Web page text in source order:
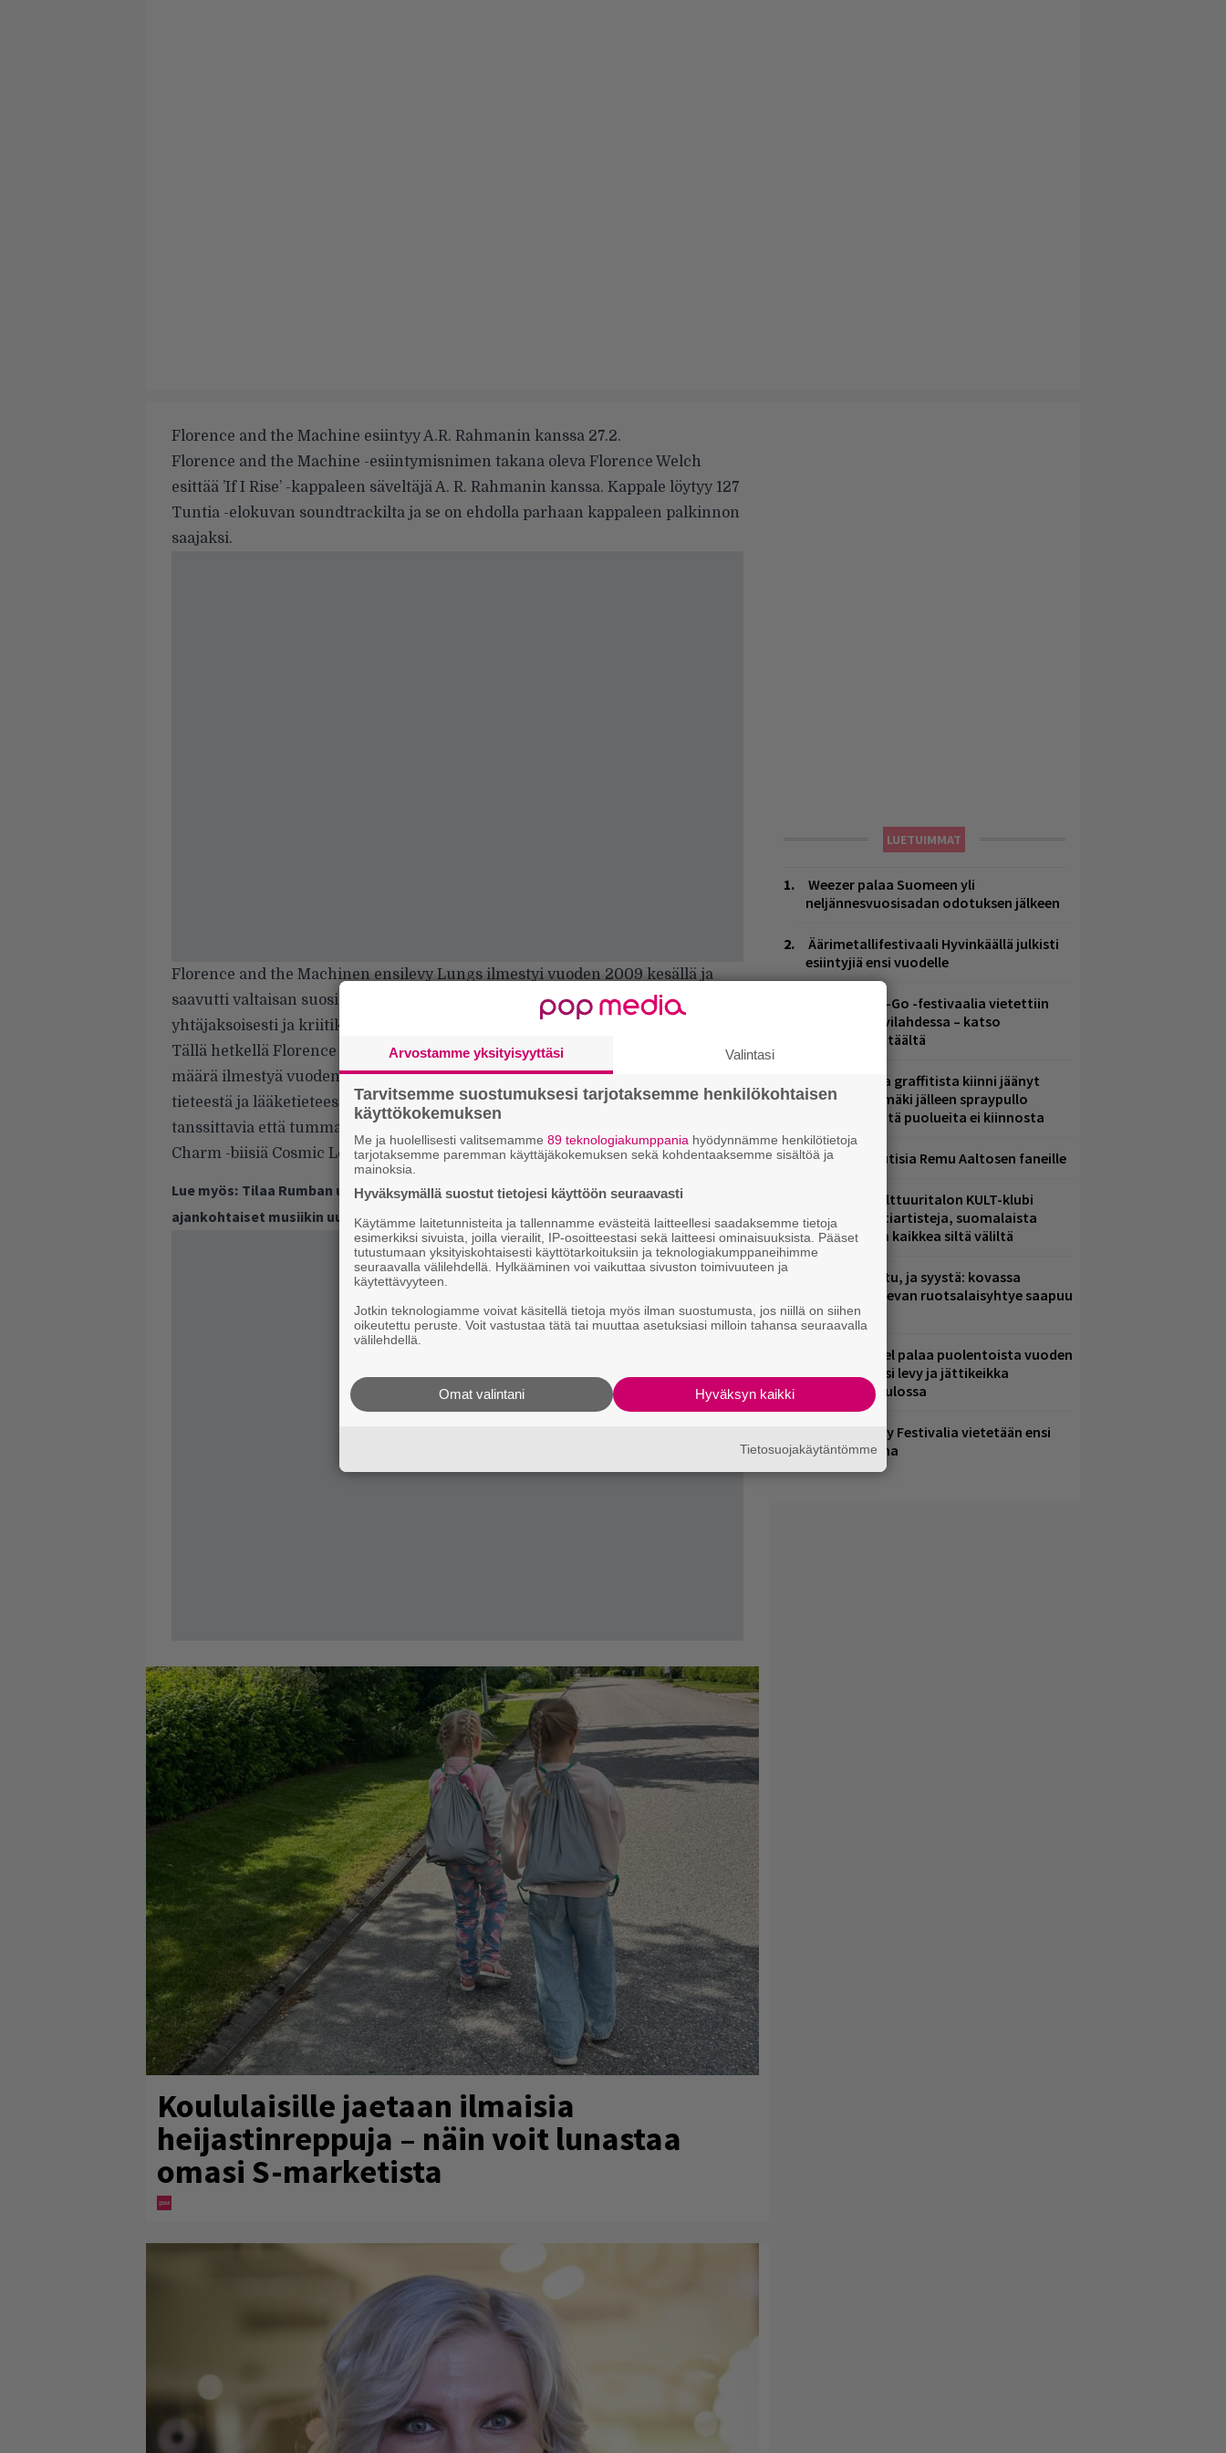
Florence and the Machine esiintyy A.R. Rahmanin kanssa 27.2.
Florence and the Machine -esiintymisnimen takana oleva Florence Welch
esittää ’If I Rise’ -kappaleen säveltäjä A. R. Rahmanin kanssa. Kappale löytyy 127
Tuntia -elokuvan soundtrackilta ja se on ehdolla parhaan kappaleen palkinnon
saajaksi.
Florence and the Machinen ensilevy Lungs ilmestyi vuoden 2009 kesällä ja
saavutti valtaisan suosion: levy pysyi Britannian albumilistalla 52 viikkoa
yhtäjaksoisesti ja kriitikot kehuivat levyä yhdeksi vuoden parhaista.
Tällä hetkellä Florence and the Machine kirjoittaa toista levyään, jonka on
määrä ilmestyä vuoden 2011 puolella. Welch on kertonut innoittuneensa
tieteestä ja lääketieteestä kappaleita kirjoittaessaan, ja kappaleiden olevan sekä
tanssittavia että tummasävyisiä. Yhtye on soittanut uutta Strangeness and
Charm -biisiä Cosmic Love -kiertueellaan.
Lue myös: Tilaa Rumban uutiskirje ja tiedät mistä kahvitauolla puhutaan! Nappaa
ajankohtaiset musiikin uutiset ja puheenaiheet suoraan sähköpostiin tästä.
Koululaisille jaetaan ilmaisia
heijastinreppuja – näin voit lunastaa
omasi S-marketista
LUETUIMMAT
Weezer palaa Suomeen yli
neljännesvuosisadan odotuksen jälkeen
Äärimetallifestivaali Hyvinkäällä julkisti
esiintyjiä ensi vuodelle
Jytäkesä Go-Go -festivaalia vietettiin
Helsingin Suvilahdessa – katso
kuvagalleria täältä
Laittomasta graffitista kiinni jäänyt
Paavo Arhinmäki jälleen spraypullo
kädessä – näitä puolueita ei kiinnosta
Mainioita uutisia Remu Aaltosen faneille
Helsingin Kulttuuritalon KULT-klubi
tarjoaa kulttiartisteja, suomalaista
osaamista ja kaikkea siltä väliltä
Kent mainittu, ja syystä: kovassa
nosteessa olevan ruotsalaisyhtye saapuu
Suomeen
Blind Channel palaa puolentoista vuoden
tauolta – uusi levy ja jättikeikka
Helsingissä tulossa
Tampere City Festivalia vietetään ensi
viikonloppuna
Arvostamme yksityisyyttäsi Valintasi
Tarvitsemme suostumuksesi tarjotaksemme henkilökohtaisen
käyttökokemuksen
Me ja huolellisesti valitsemamme 89 teknologiakumppania hyödynnämme henkilötietoja
tarjotaksemme paremman käyttäjäkokemuksen sekä kohdentaaksemme sisältöä ja
mainoksia.
Hyväksymällä suostut tietojesi käyttöön seuraavasti
Käytämme laitetunnisteita ja tallennamme evästeitä laitteellesi saadaksemme tietoja
esimerkiksi sivuista, joilla vierailit, IP-osoitteestasi sekä laitteesi ominaisuuksista. Pääset
tutustumaan yksityiskohtaisesti käyttötarkoituksiin ja teknologiakumppaneihimme
seuraavalla välilehdellä. Hylkääminen voi vaikuttaa sivuston toimivuuteen ja
käytettävyyteen.
Jotkin teknologiamme voivat käsitellä tietoja myös ilman suostumusta, jos niillä on siihen
oikeutettu peruste. Voit vastustaa tätä tai muuttaa asetuksiasi milloin tahansa seuraavalla
välilehdellä.
Hyväksyn kaikki
Omat valintani
Tietosuojakäytäntömme